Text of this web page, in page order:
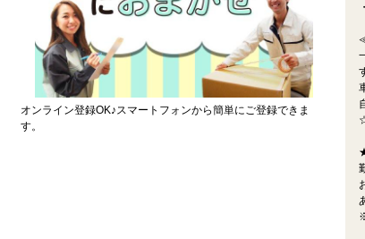
オンライン登録OK♪スマートフォンから簡単にご登録できま
す。